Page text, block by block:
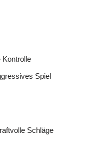
Kontrolle
Spiel
Schläge